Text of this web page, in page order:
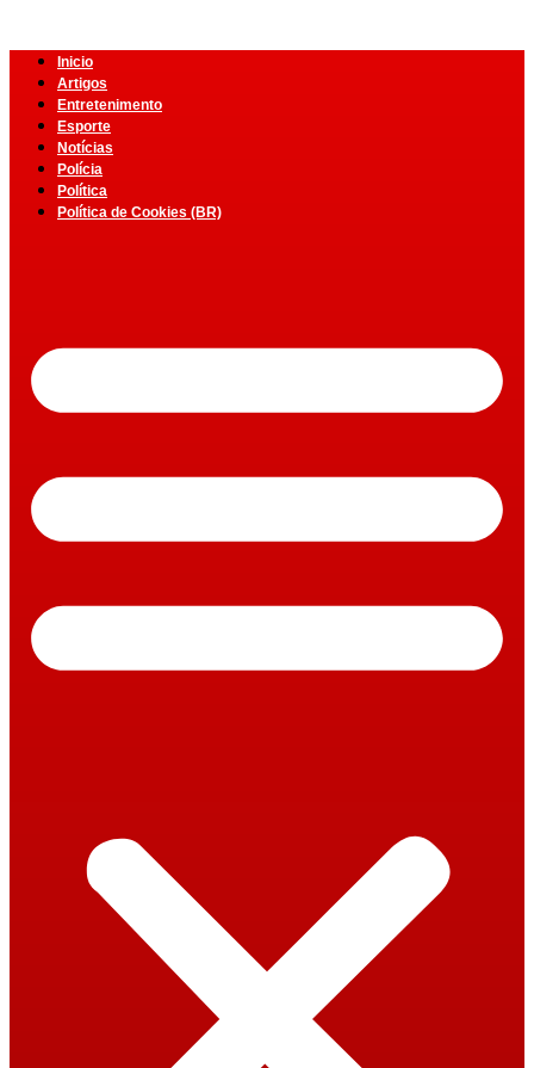
Inicio
Artigos
Entretenimento
Esporte
Notícias
Polícia
Política
Política de Cookies (BR)